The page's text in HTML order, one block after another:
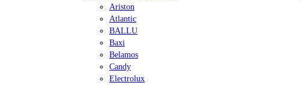
Ariston
Atlantic
BALLU
Baxi
Belamos
Candy
Electrolux